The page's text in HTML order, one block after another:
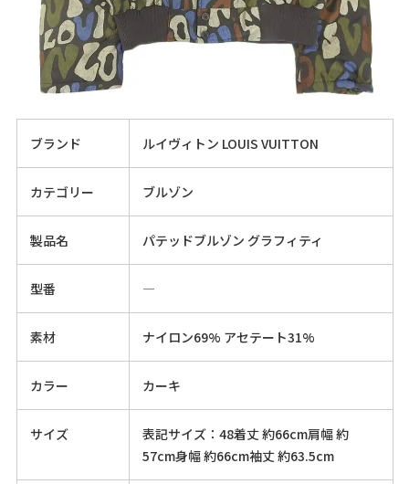
ブランド ルイヴィトン LOUIS VUITTON
カテゴリー ブルゾン
製品名 パテッドブルゾン グラフィティ
型番 ―
素材 ナイロン69% アセテート31%
カラー カーキ
サイズ
表記サイズ：48着丈 約66cm肩幅 約
57cm身幅 約66cm袖丈 約63.5cm